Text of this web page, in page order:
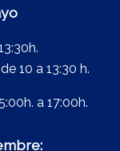
10 a 13:30 h.
a 17:00h.